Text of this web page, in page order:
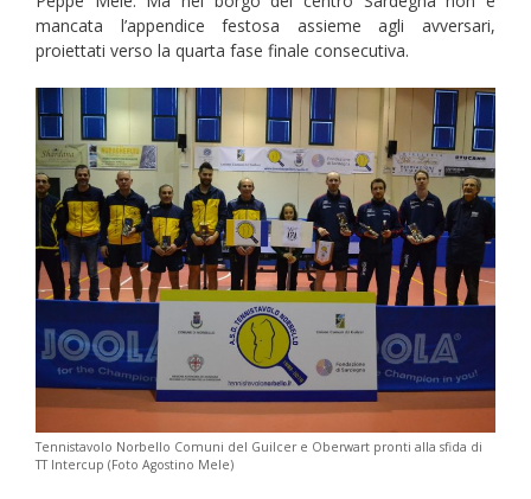
mancata l’appendice festosa assieme agli avversari,
proiettati verso la quarta fase finale consecutiva.
Tennistavolo Norbello Comuni del Guilcer e Oberwart pronti alla sfida di
TT Intercup (Foto Agostino Mele)